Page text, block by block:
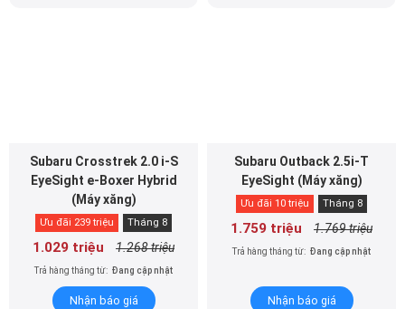
Subaru Crosstrek 2.0 i-S
EyeSight e-Boxer Hybrid
(Máy xăng)
Ưu đãi 239 triệu Tháng 8
1.029 triệu 1.268 triệu
Trả hàng tháng từ: Đang cập nhật
Nhận báo giá
Subaru Outback 2.5i-T
EyeSight (Máy xăng)
Ưu đãi 10 triệu Tháng 8
1.759 triệu 1.769 triệu
Trả hàng tháng từ: Đang cập nhật
Nhận báo giá